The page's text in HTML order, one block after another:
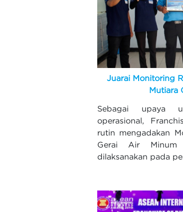
Juarai Monitoring
Mutiara
Sebagai upaya
operasional,
rutin mengadakan
Gerai Air Minum
dilaksanakan pada